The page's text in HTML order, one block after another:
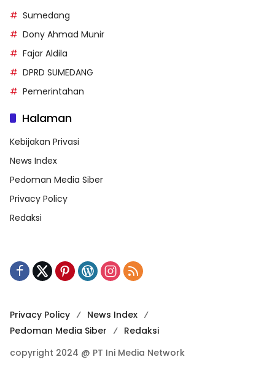
Sumedang
Dony Ahmad Munir
Fajar Aldila
DPRD SUMEDANG
Pemerintahan
Halaman
Kebijakan Privasi
News Index
Pedoman Media Siber
Privacy Policy
Redaksi
Privacy Policy
News Index
Pedoman Media Siber
Redaksi
copyright 2024 @ PT Ini Media Network